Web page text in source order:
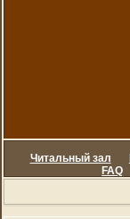
Читальный зал
FAQ